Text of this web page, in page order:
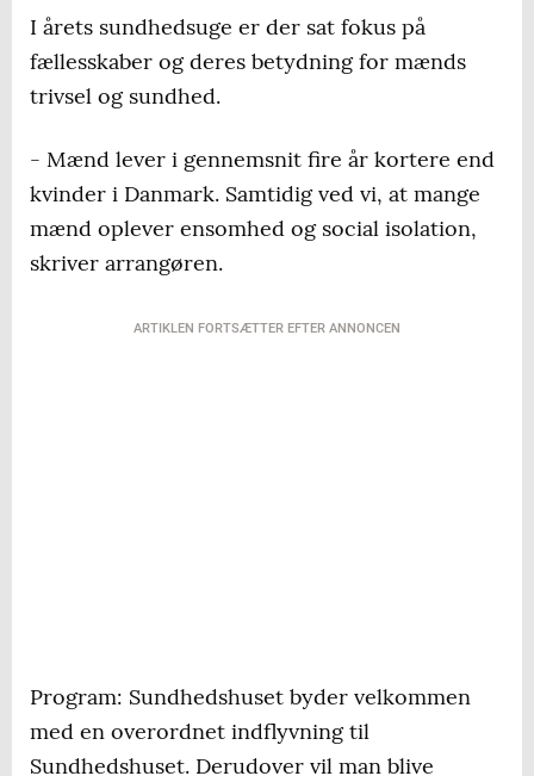
I årets sundhedsuge er der sat fokus på
fællesskaber og deres betydning for mænds
trivsel og sundhed.
- Mænd lever i gennemsnit fire år kortere end
kvinder i Danmark. Samtidig ved vi, at mange
mænd oplever ensomhed og social isolation,
skriver arrangøren.
ARTIKLEN FORTSÆTTER EFTER ANNONCEN
Program: Sundhedshuset byder velkommen
med en overordnet indflyvning til
Sundhedshuset. Derudover vil man blive